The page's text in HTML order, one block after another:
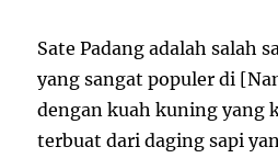
Sate Padang adalah salah
yang sangat populer di
dengan kuah kuning yang
terbuat dari daging sapi